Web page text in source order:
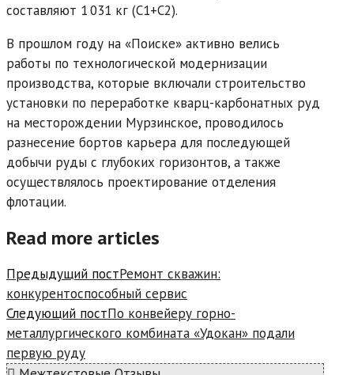
составляют 1 031 кг (С1+С2).
В прошлом году на «Поиске» активно велись
работы по технологической модернизации
производства, которые включали строительство
установки по переработке кварц-карбонатных руд
на месторождении Мурзинское, проводилось
разнесение бортов карьера для последующей
добычи руды с глубоких горизонтов, а также
осуществлялось проектирование отделения
флотации.
Read more articles
Предыдущий постРемонт скважин:
конкурентоспособный сервис
Следующий постПо конвейеру горно-
металлургического комбината «Удокан» подали
первую руду